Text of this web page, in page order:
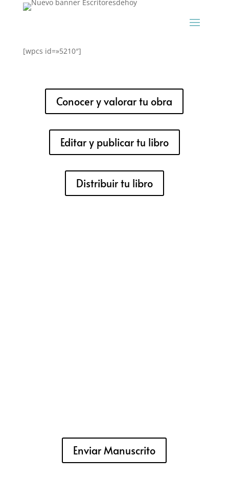
[wpcs id=»5210″]
Conocer y valorar tu obra
Editar y publicar tu libro
Distribuir tu libro
Enviar Manuscrito